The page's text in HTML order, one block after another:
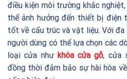
điều kiện môi trường khắc
thể ảnh hưởng đến thiết bị điện
tốt về cấu trúc và vật liệu. Với đa
người dùng có thể lựa chọn các
loại cửa như khóa cửa gỗ, cửa
đồng thời đảm bảo sự hài hòa